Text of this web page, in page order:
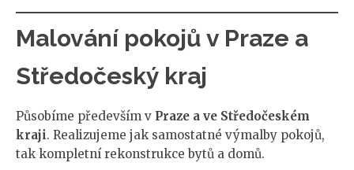
Malování pokojů v Praze a
Středočeský kraj
Působíme především v Praze a ve Středočeském
kraji. Realizujeme jak samostatné výmalby pokojů,
tak kompletní rekonstrukce bytů a domů.